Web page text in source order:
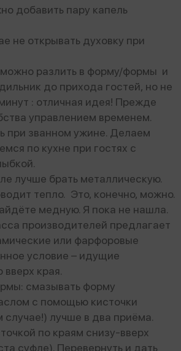
добавить пару капель
не открывать духовку при
разлить в форму/формы и
до прихода гостей, но не
: отличная идея! Прежде
управлением временем.
при званном ужине. Делаем
по кухне при гостях с
лучше брать металлическую.
тепло. Это, конечно, можно.
медную. Я пока не нашла.
производителей предлагает
или фарфоровые
условие – идущие
края.
смазывать форму
с помощью кисточки
случае!) лучше в два приёма.
по краям снизу-вверх
суфле). Перевернуть и дать